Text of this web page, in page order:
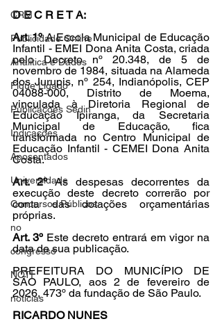
CRM
Publicidade Online
Analítica e Dados
Fique Ligado
Publicações Sedin
Indicações
Aposentados
Universidade
Concursos Públicos
no
congresso
NOTI
noticias
D E C R E T A:
Art. 1º A Escola Municipal de Educação
Infantil - EMEI Dona Anita Costa, criada
pelo Decreto nº 20.348, de 5 de
novembro de 1984, situada na Alameda
dos Jurupis, nº 254, Indianópolis, CEP
04088-000, Distrito de Moema,
vinculada à Diretoria Regional de
Educação Ipiranga, da Secretaria
Municipal de Educação, fica
transformada no Centro Municipal de
Educação Infantil - CEMEI Dona Anita
Costa.
Art. 2º As despesas decorrentes da
execução deste decreto correrão por
conta das dotações orçamentárias
próprias.
Art. 3º Este decreto entrará em vigor na
data de sua publicação.
PREFEITURA DO MUNICÍPIO DE
SÃO PAULO, aos 2 de fevereiro de
2026, 473º da fundação de São Paulo.
RICARDO NUNES